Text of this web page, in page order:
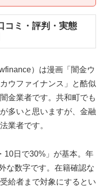
コミ・評判・実態
）は漫画「闇金ウ
ウファイナンス」と酷似
金業者です。共和町でも
多いと思いますが、金融
業者です。
10日で30%」が基本。年
な数字です。在籍確認な
給者まで対象にするとい